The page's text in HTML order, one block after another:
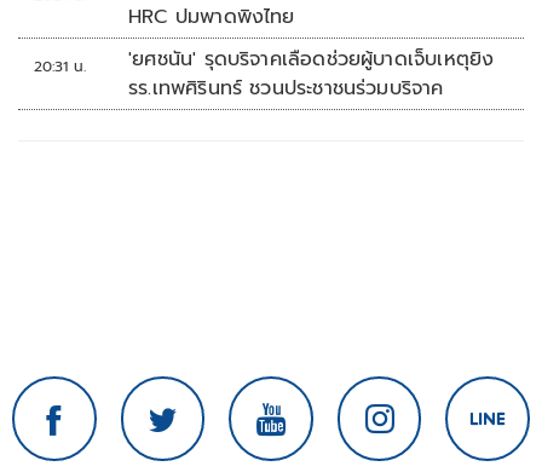
HRC ปมพาดพิงไทย
20:31 น.
'ยศชนัน' รุดบริจาคเลือดช่วยผู้บาดเจ็บเหตุยิง
รร.เทพศิรินทร์ ชวนประชาชนร่วมบริจาค